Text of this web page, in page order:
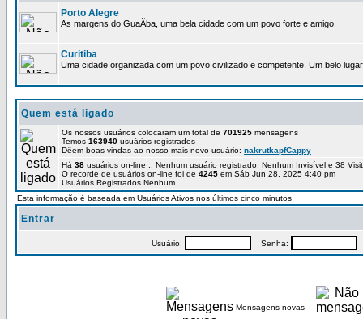
Porto Alegre
As margens do GuaÃ­ba, uma bela cidade com um povo forte e amigo.
Curitiba
Uma cidade organizada com um povo civilizado e competente. Um belo
Quem está ligado
Os nossos usuários colocaram um total de 701925 mensagens
Temos 163940 usuários registrados
Dêem boas vindas ao nosso mais novo usuário: nakrutkapfCappy
Há 38 usuários on-line :: Nenhum usuário registrado, Nenhum Invisível e 38
O recorde de usuários on-line foi de 4245 em Sáb Jun 28, 2025 4:40 pm
Usuários Registrados Nenhum
Esta informação é baseada em Usuários Ativos nos últimos cinco minutos
Entrar
Usuário: Senha:
Mensagens novas